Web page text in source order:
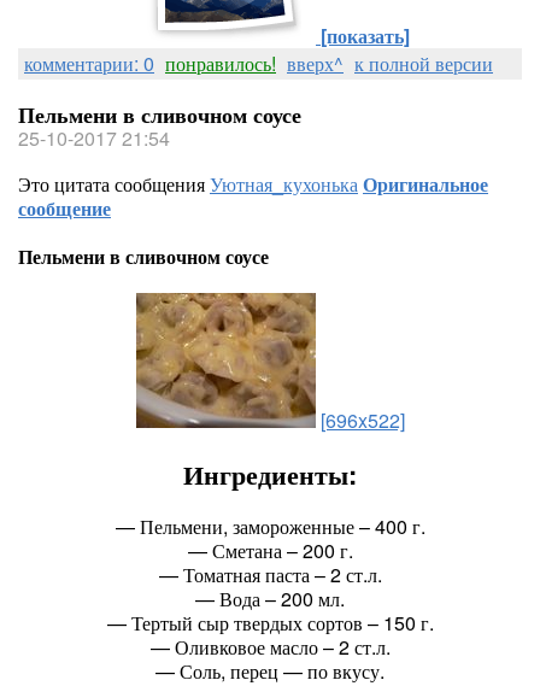
[показать]
комментарии: 0 понравилось! вверх^ к полной версии
Пельмени в сливочном соусе
25-10-2017 21:54
Это цитата сообщенияУютная_кухонькаОригинальное
сообщение
Пельмени в сливочном соусе
[696x522]
Ингредиенты:
— Пельмени, замороженные – 400 г.
— Сметана – 200 г.
— Томатная паста – 2 ст.л.
— Вода – 200 мл.
— Тертый сыр твердых сортов – 150 г.
— Оливковое масло – 2 ст.л.
— Соль, перец — по вкусу.